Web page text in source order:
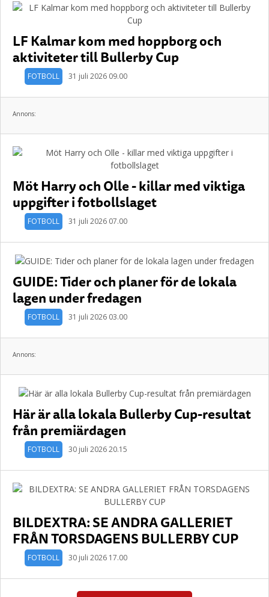
LF Kalmar kom med hoppborg och
aktiviteter till Bullerby Cup
FOTBOLL 31 juli 2026 09.00
Annons:
Möt Harry och Olle - killar med viktiga
uppgifter i fotbollslaget
FOTBOLL 31 juli 2026 07.00
GUIDE: Tider och planer för de lokala
lagen under fredagen
FOTBOLL 31 juli 2026 03.00
Annons:
Här är alla lokala Bullerby Cup-resultat
från premiärdagen
FOTBOLL 30 juli 2026 20.15
BILDEXTRA: SE ANDRA GALLERIET
FRÅN TORSDAGENS BULLERBY CUP
FOTBOLL 30 juli 2026 17.00